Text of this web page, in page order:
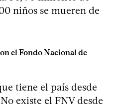
niños se mueren de
el Fondo Nacional de
tiene el país desde
existe el FNV desde